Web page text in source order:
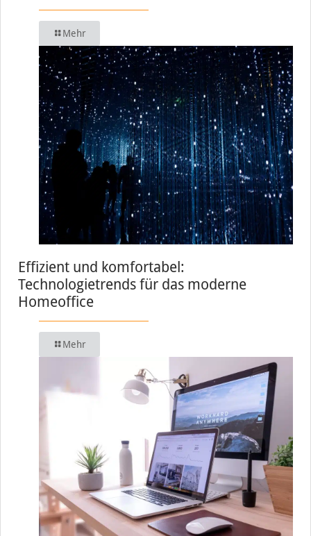
Mehr
Effizient und komfortabel:
Technologietrends für das moderne
Homeoffice
Mehr